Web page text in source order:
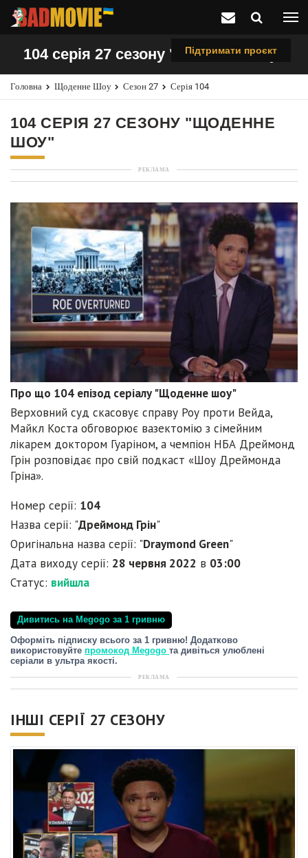
Підтримати проєкт
104 серія 27 сезону "Щоденне шоу"
Головна Щоденне Шоу Сезон 27 Серія 104
104 СЕРІЯ 27 СЕЗОНУ "ЩОДЕННЕ
ШОУ"
РЕКЛАМА
Про що 104 епізод серіалу "Щоденне шоу"
Верховний суд скасовує справу Роу проти Вейда,
Майкл Коста обговорює вазектомію з сімейним
лікарем доктором Гуаріном, а чемпіон НБА Дреймонд
Грін розповідає про свій подкаст «Шоу Дреймонда
Гріна».
Номер серії: 104
Назва серії: "Дреймонд Грін"
Оригінальна назва серії: "Draymond Green"
Дата виходу серії: 28 червня 2022 в 03:00
Статус: вийшла
Дивитись на Megogo за 1 гривню
Оформіть підписку всього за 1 гривню! Додатково
використовуйте промокод Megogo та дивіться улюблені
серіали в ультра якості.
РЕКЛАМА
ІНШІ СЕРІЇ 27 СЕЗОНУ